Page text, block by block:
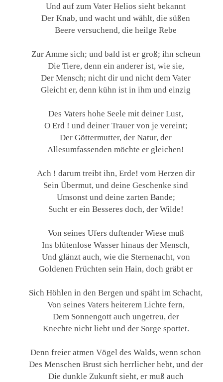
Und auf zum Vater Helios sieht bekannt
Der Knab, und wacht und wählt, die süßen
Beere versuchend, die heilge Rebe
Zur Amme sich; und bald ist er groß; ihn scheun
Die Tiere, denn ein anderer ist, wie sie,
Der Mensch; nicht dir und nicht dem Vater
Gleicht er, denn kühn ist in ihm und einzig
Des Vaters hohe Seele mit deiner Lust,
O Erd ! und deiner Trauer von je vereint;
Der Göttermutter, der Natur, der
Allesumfassenden möchte er gleichen!
Ach ! darum treibt ihn, Erde! vom Herzen dir
Sein Übermut, und deine Geschenke sind
Umsonst und deine zarten Bande;
Sucht er ein Besseres doch, der Wilde!
Von seines Ufers duftender Wiese muß
Ins blütenlose Wasser hinaus der Mensch,
Und glänzt auch, wie die Sternenacht, von
Goldenen Früchten sein Hain, doch gräbt er
Sich Höhlen in den Bergen und späht im Schacht,
Von seines Vaters heiterem Lichte fern,
Dem Sonnengott auch ungetreu, der
Knechte nicht liebt und der Sorge spottet.
Denn freier atmen Vögel des Walds, wenn schon
Des Menschen Brust sich herrlicher hebt, und der
Die dunkle Zukunft sieht, er muß auch